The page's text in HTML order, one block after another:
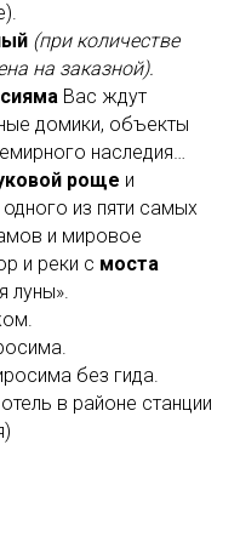
(при количестве
на заказной).
Вас ждут
домики, объекты
наследия…
роще и
из пяти самых
и мировое
и реки с моста
луны».
без гида.
в районе станции